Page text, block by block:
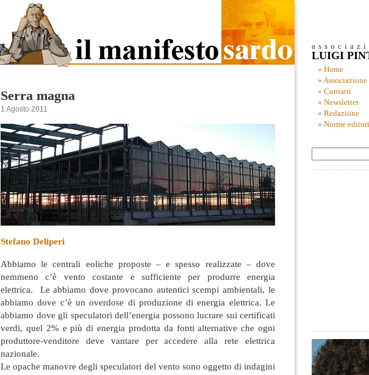
Serra magna
1 Agosto 2011
Stefano Deliperi
Abbiamo le centrali eoliche proposte – e spesso realizzate – dove
nemmeno c’è vento costante e sufficiente per produrre energia
elettrica. Le abbiamo dove provocano autentici scempi ambientali, le
abbiamo dove c’è un overdose di produzione di energia elettrica. Le
abbiamo dove gli speculatori dell’energia possono lucrare sui certificati
verdi, quel 2% e più di energia prodotta da fonti alternative che ogni
produttore-venditore deve vantare per accedere alla rete elettrica
nazionale.
Le opache manovre degli speculatori del vento sono oggetto di indagini
LUIGI
Home
Associazione
Contatti
Newsletter
Redazione
Norme